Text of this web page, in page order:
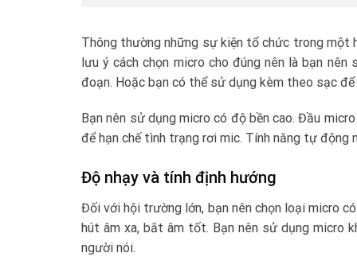
Thông thường những sự kiện tổ chức trong một
lưu ý cách chọn micro cho đúng nên là bạn
đoạn. Hoặc bạn có thể sử dụng kèm theo sạc
Bạn nên sử dụng micro có độ bền cao. Đầu
để hạn chế tình trạng rơi mic. Tính năng tự
Độ nhạy và tính định hướng
Đối với hội trường lớn, bạn nên chọn loại micro
hút âm xa, bắt âm tốt. Bạn nên sử dụng micro
người nói.